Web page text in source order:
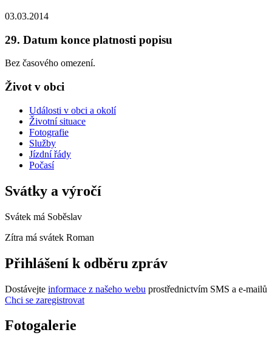
03.03.2014
29. Datum konce platnosti popisu
Bez časového omezení.
Život v obci
Události v obci a okolí
Životní situace
Fotografie
Služby
Jízdní řády
Počasí
Svátky a výročí
Svátek má Soběslav
Zítra má svátek Roman
Přihlášení k odběru zpráv
Dostávejte informace z našeho webu prostřednictvím SMS a e-mailů
Chci se zaregistrovat
Fotogalerie